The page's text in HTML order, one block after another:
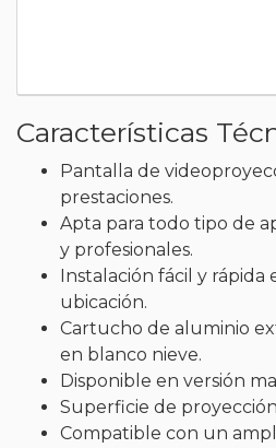
Características
Pantalla de
prestaciones.
Apta para todo tipo de
y profesionales.
Instalación fácil y rápida
ubicación.
Cartucho de aluminio
en blanco nieve.
Disponible en versión
Superficie de
Compatible con un